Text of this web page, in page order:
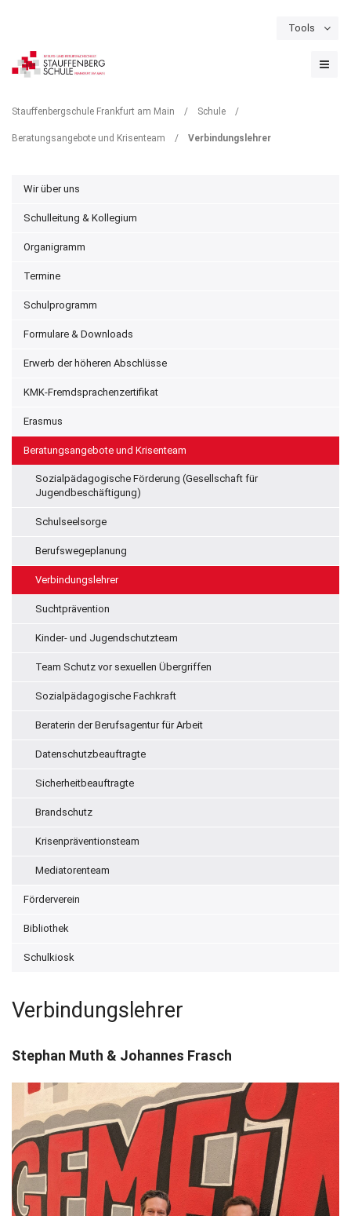
Tools
Schulportal Termine
Stauffenbergschule Frankfurt am Main / Schule /
Beratungsangebote und Krisenteam / Verbindungslehrer
Wir über uns
Schulleitung & Kollegium
Organigramm
Termine
Schulprogramm
Formulare & Downloads
Erwerb der höheren Abschlüsse
KMK-Fremdsprachenzertifikat
Erasmus
Beratungsangebote und Krisenteam
Sozialpädagogische Förderung (Gesellschaft für
Jugendbeschäftigung)
Schulseelsorge
Berufswegeplanung
Verbindungslehrer
Suchtprävention
Kinder- und Jugendschutzteam
Team Schutz vor sexuellen Übergriffen
Sozialpädagogische Fachkraft
Beraterin der Berufsagentur für Arbeit
Datenschutzbeauftragte
Sicherheitbeauftragte
Brandschutz
Krisenpräventionsteam
Mediatorenteam
Förderverein
Bibliothek
Schulkiosk
Verbindungslehrer
Stephan Muth & Johannes Frasch